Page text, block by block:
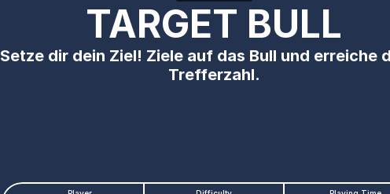
TARGET BULL
Setze dir dein Ziel! Ziele auf das Bull und erreiche
Trefferzahl.